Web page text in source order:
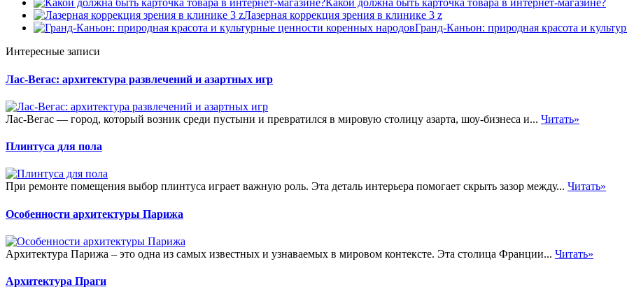
Какой должна быть карточка товара в интернет-магазине?
Лазерная коррекция зрения в клинике 3 z
Гранд-Каньон: природная красота и
Интересные записи
Лас-Вегас: архитектура развлечений и азартных игр
Лас-Вегас — город, который возник среди пустыни и превратился в мировую столицу азарта, шоу-бизнеса и... Читать»
Плинтуса для пола
При ремонте помещения выбор плинтуса играет важную роль. Эта деталь интерьера помогает скрыть зазор между... Читать»
Особенности архитектуры Парижа
Архитектура Парижа – это одна из самых известных и узнаваемых в мировом контексте. Эта столица Франции... Читать»
Архитектура Праги